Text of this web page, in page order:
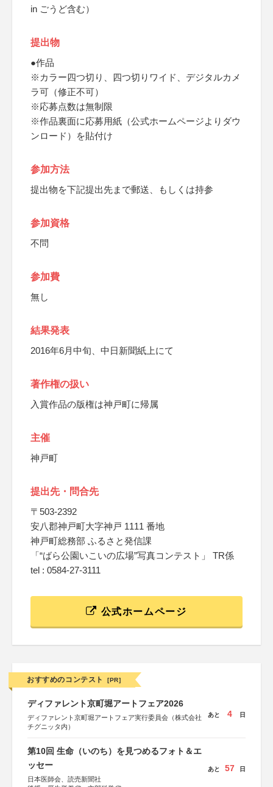
in ごうど含む）
提出物
●作品
※カラー四つ切り、四つ切りワイド、デジタルカメ
ラ可（修正不可）
※応募点数は無制限
※作品裏面に応募用紙（公式ホームページよりダウ
ンロード）を貼付け
参加方法
提出物を下記提出先まで郵送、もしくは持参
参加資格
不問
参加費
無し
結果発表
2016年6月中旬、中日新聞紙上にて
著作権の扱い
入賞作品の版権は神戸町に帰属
主催
神戸町
提出先・問合先
〒503-2392
安八郡神戸町大字神戸 1111 番地
神戸町総務部 ふるさと発信課
「“ばら公園いこいの広場”写真コンテスト」 TR係
tel : 0584-27-3111
公式ホームページ
おすすめのコンテスト [PR]
ディファレント京町堀アートフェア2026
ディファレント京町堀アートフェア実行委員会（株式会社
チグニッタ内）
あと 4 日
第10回 生命（いのち）を見つめるフォト＆エ
ッセー
日本医師会、読売新聞社
あと 57 日